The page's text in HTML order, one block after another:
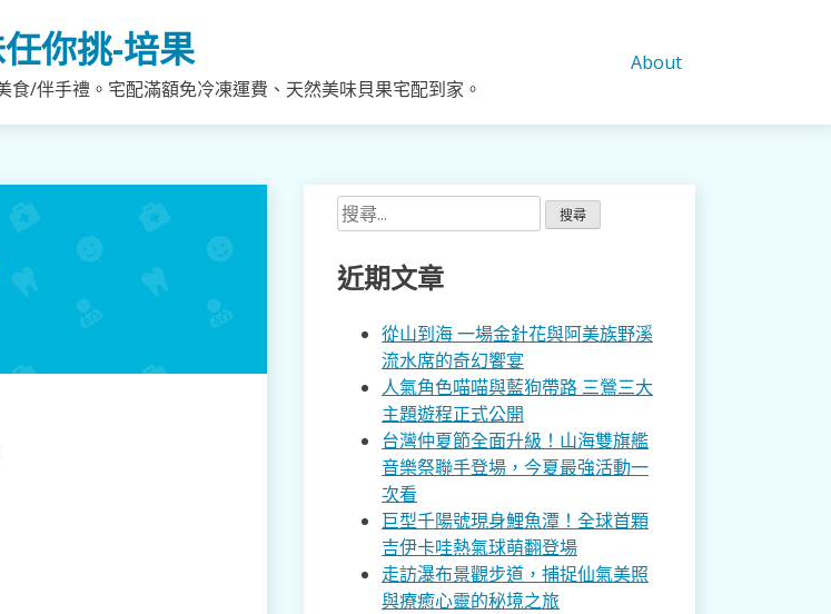
你挑-培果
/伴手禮。宅配滿額免冷凍運費、天然美味貝果宅配到家。
About
搜
尋
關
鍵
近期文章
從山到海 一場金針花與阿美族野溪
流水席的奇幻饗宴
人氣角色喵喵與藍狗帶路 三鶯三大
主題遊程正式公開
台灣仲夏節全面升級！山海雙旗艦
音樂祭聯手登場，今夏最強活動一
次看
巨型千陽號現身鯉魚潭！全球首顆
吉伊卡哇熱氣球萌翻登場
走訪瀑布景觀步道，捕捉仙氣美照
與療癒心靈的秘境之旅